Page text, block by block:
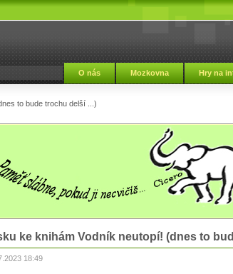
O nás Mozkovna Hry na
to bude trochu delší ...)
ke knihám Vodník neutopí! (dnes to
18:49